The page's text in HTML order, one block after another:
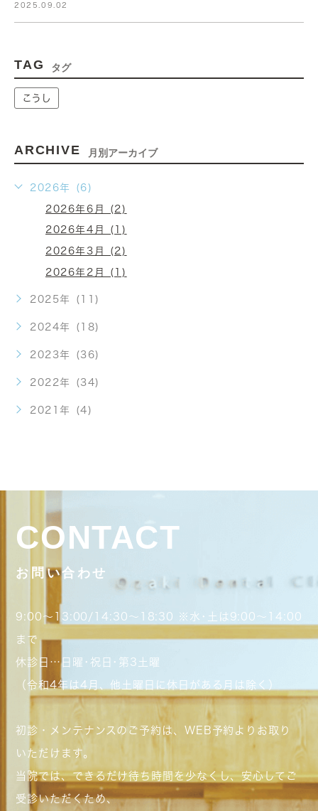
2025.09.02
TAG タグ
こうし
ARCHIVE 月別アーカイブ
2026年 (6)
2026年6月 (2)
2026年4月 (1)
2026年3月 (2)
2026年2月 (1)
2025年 (11)
2024年 (18)
2023年 (36)
2022年 (34)
2021年 (4)
CONTACT
お問い合わせ
9:00～13:00/14:30～18:30 ※水･土は9:00～14:00
まで
休診日…日曜･祝日･第3土曜
（令和4年は4月、他土曜日に休日がある月は除く）
初診・メンテナンスのご予約は、WEB予約よりお取り
いただけます。
当院では、できるだけ待ち時間を少なくし、安心してご
受診いただくため、